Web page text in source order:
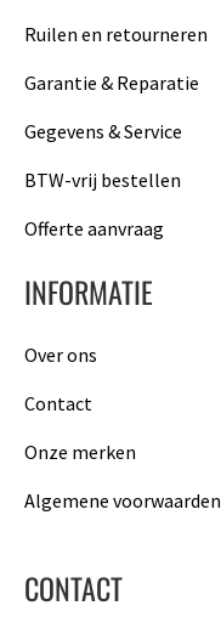
Ruilen en retourneren
Garantie & Reparatie
Gegevens & Service
BTW-vrij bestellen
Offerte aanvraag
INFORMATIE
Over ons
Contact
Onze merken
Algemene voorwaarden
CONTACT